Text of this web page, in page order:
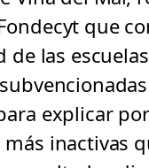
que
de las escuelas
explicar
inactivas